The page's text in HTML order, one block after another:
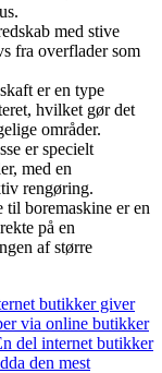
med stive
fra overflader som
er en type
hvilket gør det
områder.
er specielt
med en
rengøring.
til boremaskine er en
på en
af større
butikker giver
via online butikker
del internet butikker
den mest